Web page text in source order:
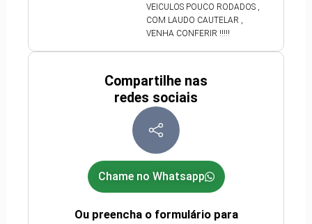
VEICULOS POUCO RODADOS ,
COM LAUDO CAUTELAR ,
VENHA CONFERIR !!!!!
Compartilhe nas
redes sociais
Chame no Whatsapp
Ou preencha o formulário para